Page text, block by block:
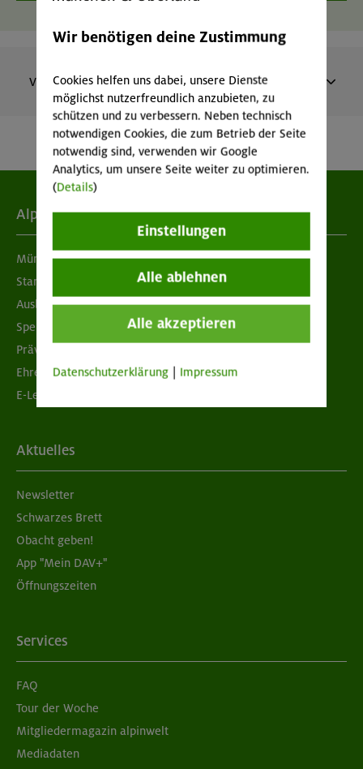
Vergangene Veranstaltungen
Südlicher Frankenjura - Naturfreundehaus
Konstein
Kinderkletterkurs für Fortgeschrittene im Altmühltal
MUC-26-0638
Datum 05.-09.08.26
Alter
Preis für Mitglieder
Preis für Mitglieder
anderer Sektionen
Nichtmitglieder – €
Südlicher Frankenjura - Naturfreundehaus
Konstein
Kinderkletterkurs für Fortgeschrittene im Altmühltal
MUC-26-0637
Datum
Preis für Mitglieder
anderer Sektionen
Alpenverein
München & Oberland
Standorte
Ausbildung & Jobs
Spenden
Prävention sexualisierter Gewalt
Ehrenamtsbörse
E-Learning
Aktuelles
Newsletter
Schwarzes Brett
Obacht geben!
App "Mein DAV+"
Öffnungszeiten
Services
FAQ
Tour der Woche
Mitgliedermagazin alpinwelt
Mediadaten
Wir benötigen deine Zustimmung
Cookies helfen uns dabei, unsere Dienste
möglichst nutzerfreundlich anzubieten, zu
schützen und zu verbessern. Neben technisch
notwendigen Cookies, die zum Betrieb der Seite
notwendig sind, verwenden wir Google
Analytics, um unsere Seite weiter zu optimieren.
(Details)
Einstellungen
Alle ablehnen
Alle akzeptieren
Datenschutzerklärung Impressum